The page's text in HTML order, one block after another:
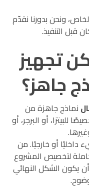
ونحن بدورنا نقدّم
قبل التنفيذ.
تجهيز
جاهز؟
نماذج جاهزة من
للبيتزا، أو البرجر، أو
أو خارجيًا. من
لتخصيص المشروع
يكون الشكل النهائي